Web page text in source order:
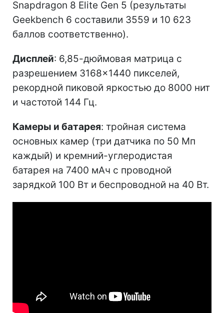
Snapdragon 8 Elite Gen 5 (результаты
Geekbench 6 составили 3559 и 10 623
баллов соответственно).
Дисплей: 6,85-дюймовая матрица с
разрешением 3168×1440 пикселей,
рекордной пиковой яркостью до 8000 нит
и частотой 144 Гц.
Камеры и батарея: тройная система
основных камер (три датчика по 50 Мп
каждый) и кремний-углеродистая
батарея на 7400 мАч с проводной
зарядкой 100 Вт и беспроводной на 40 Вт.